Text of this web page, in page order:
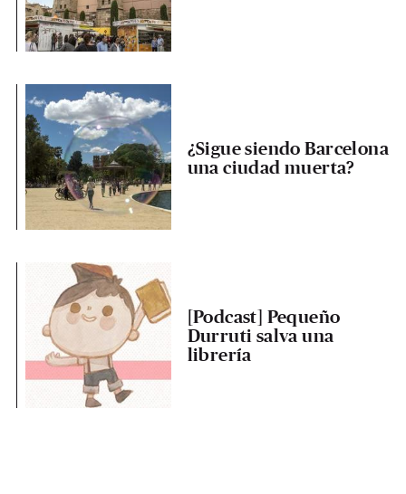
¿Sigue siendo Barcelona
una ciudad muerta?
[Podcast] Pequeño
Durruti salva una
librería